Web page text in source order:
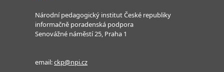
Národní pedagogický institut České republiky
informačně poradenská podpora
Senovážné náměstí 25, Praha 1
email:ckp@npi.cz